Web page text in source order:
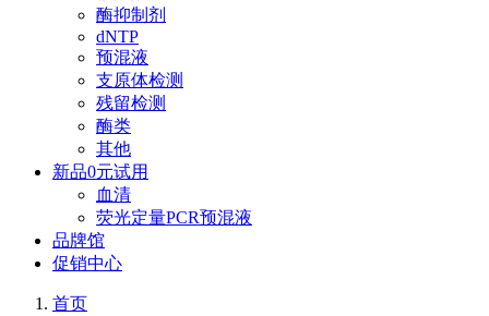
酶抑制剂
dNTP
预混液
支原体检测
残留检测
酶类
其他
新品0元试用
血清
荧光定量PCR预混液
品牌馆
促销中心
首页